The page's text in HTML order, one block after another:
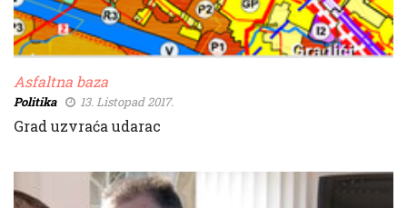
Asfaltna baza
Politika 13. Listopad 2017.
Grad uzvraća udarac